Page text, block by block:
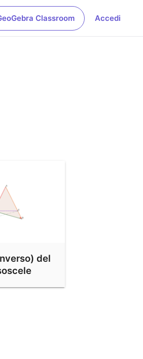
Classroom Accedi
del